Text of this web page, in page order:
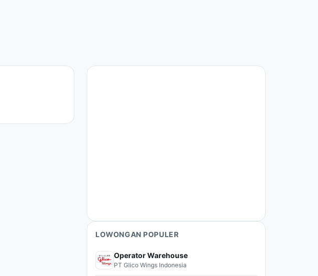
LOWONGAN POPULER
Operator Warehouse
PT Glico Wings Indonesia